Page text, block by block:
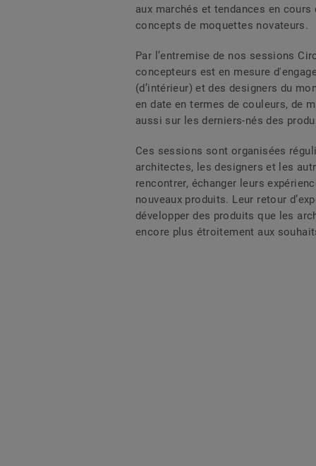
aux marchés et tendances en
concepts de moquettes novateurs.
Par l’entremise de nos sessions
concepteurs est en mesure
(d’intérieur) et des designers du
en date en termes de couleurs, de
aussi sur les derniers-nés des
Ces sessions sont organisées
architectes, les designers et les
rencontrer, échanger leurs
nouveaux produits. Leur retour
développer des produits que les
encore plus étroitement aux